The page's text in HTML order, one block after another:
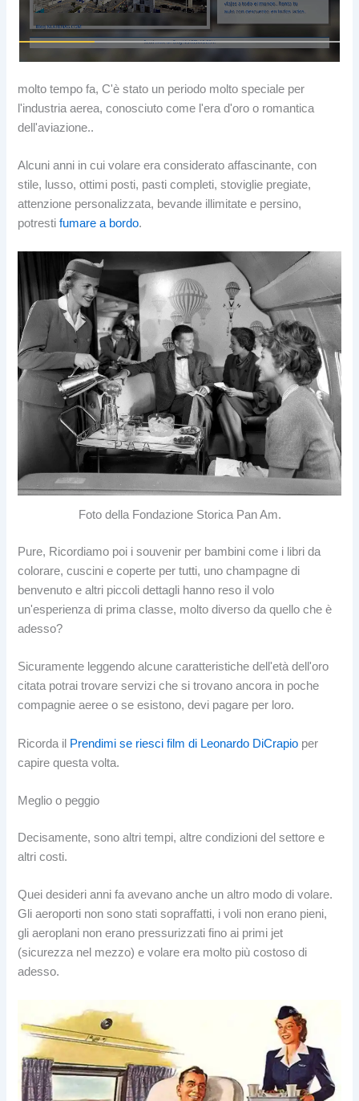
molto tempo fa, C'è stato un periodo molto speciale per
l'industria aerea, conosciuto come l'era d'oro o romantica
dell'aviazione..
Alcuni anni in cui volare era considerato affascinante, con
stile, lusso, ottimi posti, pasti completi, stoviglie pregiate,
attenzione personalizzata, bevande illimitate e persino,
potrestifumare a bordo.
Foto della Fondazione Storica Pan Am.
Pure, Ricordiamo poi i souvenir per bambini come i libri da
colorare, cuscini e coperte per tutti, uno champagne di
benvenuto e altri piccoli dettagli hanno reso il volo
un'esperienza di prima classe, molto diverso da quello che è
adesso?
Sicuramente leggendo alcune caratteristiche dell'età dell'oro
citata potrai trovare servizi che si trovano ancora in poche
compagnie aeree o se esistono, devi pagare per loro.
Ricorda il Prendimi se riesci film di Leonardo DiCrapio per
capire questa volta.
Meglio o peggio
Decisamente, sono altri tempi, altre condizioni del settore e
altri costi.
Quei desideri anni fa avevano anche un altro modo di volare.
Gli aeroporti non sono stati sopraffatti, i voli non erano pieni,
gli aeroplani non erano pressurizzati fino ai primi jet
(sicurezza nel mezzo) e volare era molto più costoso di
adesso.